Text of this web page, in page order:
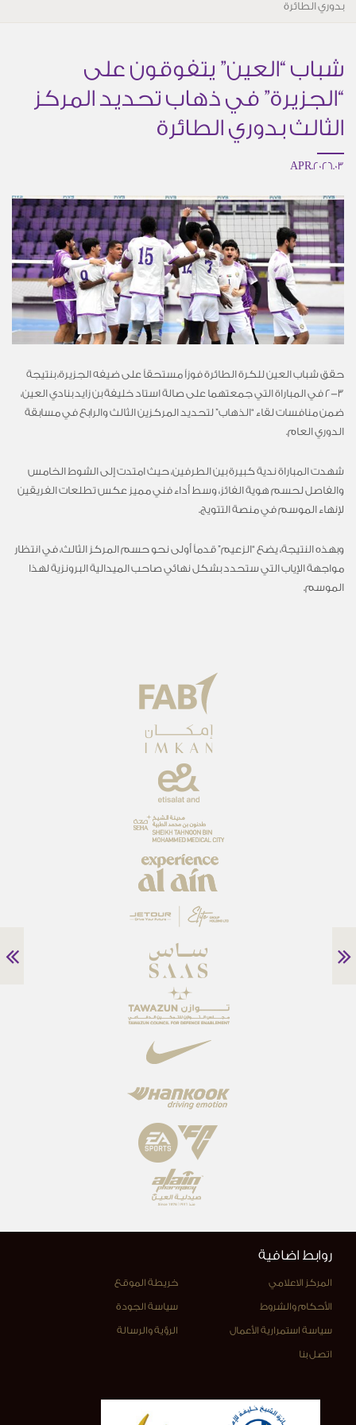
بدوري الطائرة
شباب “العين” يتفوقون على
“الجزيرة” في ذهاب تحديد المركز
الثالث بدوري الطائرة
03.APR.2026
حقق شباب العين للكرة الطائرة فوزاً مستحقاً على ضيفه الجزيرة، بنتيجة
3-2 في المباراة التي جمعتهما على صالة استاد خليفة بن زايد بنادي العين،
ضمن منافسات لقاء “الذهاب” لتحديد المركزين الثالث والرابع في مسابقة
الدوري العام.
شهدت المباراة ندية كبيرة بين الطرفين، حيث امتدت إلى الشوط الخامس
والفاصل لحسم هوية الفائز، وسط أداء فني مميز عكس تطلعات الفريقين
لإنهاء الموسم في منصة التتويج.
وبهذه النتيجة، يضع “الزعيم” قدماً أولى نحو حسم المركز الثالث، في انتظار
مواجهة الإياب التي ستحدد بشكل نهائي صاحب الميدالية البرونزية لهذا
الموسم.
روابط اضافية
المركز الاعلامي خريطة الموقع
الأحكام والشروط سياسة الجودة
سياسة استمرارية الأعمال الرؤية والرسالة
اتصل بنا